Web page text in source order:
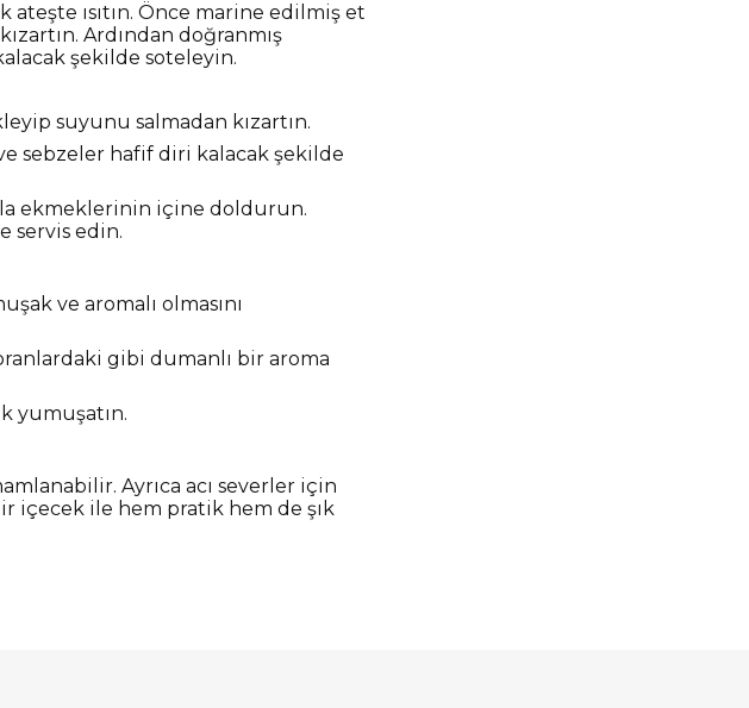
ateşte ısıtın. Önce marine edilmiş et
Ardından doğranmış
şekilde soteleyin.
suyunu salmadan kızartın.
sebzeler hafif diri kalacak şekilde
ekmeklerinin içine doldurun.
servis edin.
ve aromalı olmasını
gibi dumanlı bir aroma
yumuşatın.
Ayrıca acı severler için
içecek ile hem pratik hem de şık